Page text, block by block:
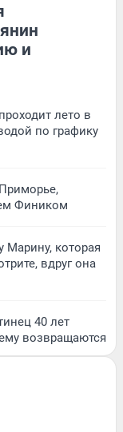
и
лето в
по графику
Фиником
которая
вдруг она
40 лет
возвращаются